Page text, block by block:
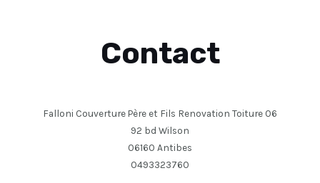
Contact
Falloni Couverture Père et Fils Renovation Toiture 06
92 bd Wilson
06160 Antibes
0493323760